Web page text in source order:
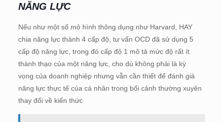
NĂNG LỰC
Nếu như một số mô hình thông dụng như Harvard, HAY
chia năng lực thành 4 cấp độ, tư vấn OCD đã sử dụng 5
cấp độ năng lực, trong đó cấp độ 1 mô tả mức độ rất ít
thành thạo của một năng lực, cho dù không phải là kỳ
vọng của doanh nghiệp nhưng vẫn cần thiết để đánh giá
năng lực thực tế của cá nhân trong bối cảnh thường xuyên
thay đổi về kiến thức